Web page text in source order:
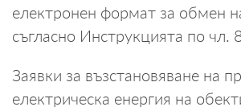
електронен формат за обмен
съгласно Инструкцията по чл.
Заявки за възстановяване на
електрическа енергия на